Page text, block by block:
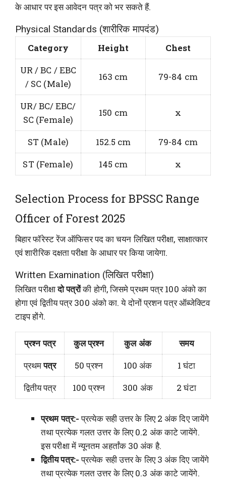
के आधार पर इस आवेदन पत्र को भर सकते हैं.
Physical Standards (शारीरिक मापदंड)
Category
Height
Chest
UR / BC / EBC
/ SC (Male)
163 cm 79-84 cm
UR/ BC/ EBC/
SC (Female)
150 cm x
ST (Male) 152.5 cm
79-84 cm
ST (Female)
145 cm x
Selection Process for BPSSC Range
Officer of Forest 2025
बिहार फॉरेस्ट रेंज ऑफिसर पद का चयन लिखित परीक्षा, साक्षात्कार
एवं शारीरिक दक्षता परीक्षा के आधार पर किया जायेगा.
Written Examination (लिखित परीक्षा)
लिखित परीक्षादो पत्रोंकी होगी, जिसमे प्रथम पत्र 100 अंको का
होगा एवं द्वितीय पत्र 300 अंको का. ये दोनों प्रशन पत्र ऑब्जेक्टिव
टाइप होंगे.
प्रश्न पत्र कुल प्रश्न कुल अंक
समय
प्रथमपत्र 50 प्रश्न 100 अंक
1 घंटा
द्वितीय पत्र
100 प्रश्न 300 अंक 2 घंटा
प्रथम पत्र:-प्रत्येक सही उत्तर के लिए 2 अंक दिए जायेंगे
तथा प्रत्येक गलत उत्तर के लिए 0.2 अंक काटे जायेंगे.
इस परीक्षा में न्यूनतम अहर्तांक 30 अंक है.
द्वितीय पत्र:-प्रत्येक सही उत्तर के लिए 3 अंक दिए जायेंगे
तथा प्रत्येक गलत उत्तर के लिए 0.3 अंक काटे जायेंगे.